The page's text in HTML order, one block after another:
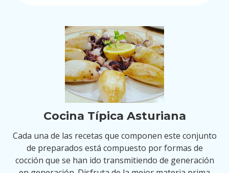
Cocina Típica Asturiana
Cada una de las recetas que componen este conjunto
de preparados está compuesto por formas de
cocción que se han ido transmitiendo de generación